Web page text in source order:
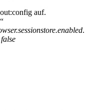
auf.
.
false